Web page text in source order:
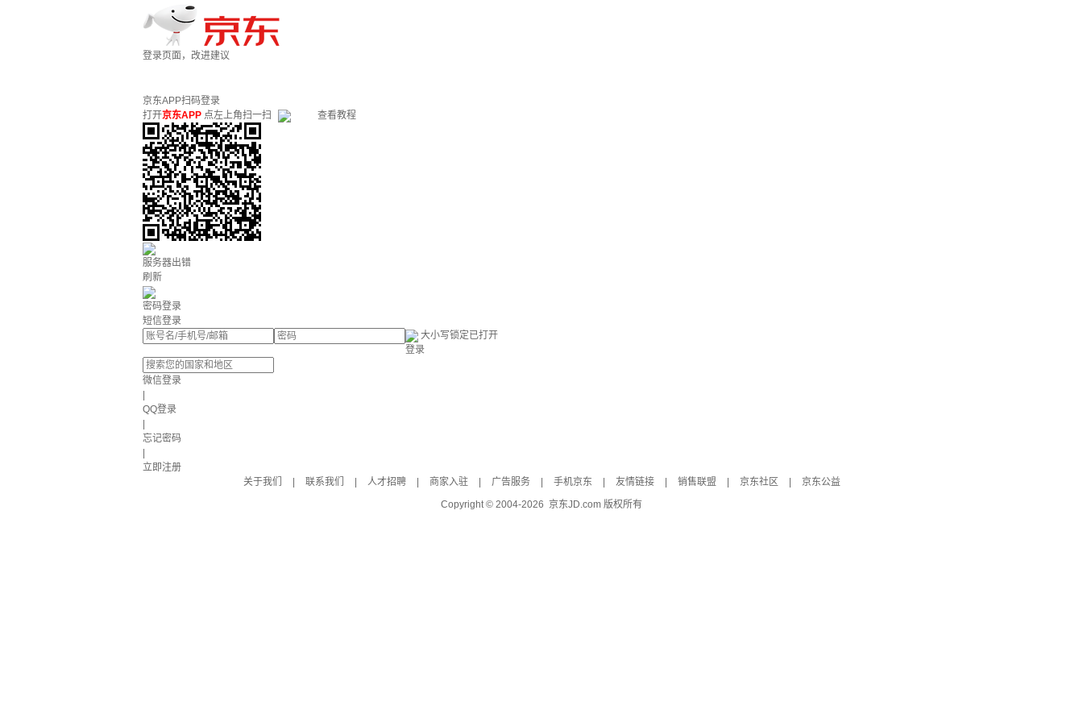
登录页面，改进建议
京东APP扫码登录
打开京东APP 点左上角扫一扫 查看教程
服务器出错
刷新
密码登录
短信登录
大小写锁定已打开
登录
微信登录
QQ登录
忘记密码
立即注册
关于我们
联系我们 人才招聘 商家入驻 广告服务 手机京东 友情链接 销售联盟 京东社区
京东公益
Copyright © 2004-2026 京东JD.com 版权所有